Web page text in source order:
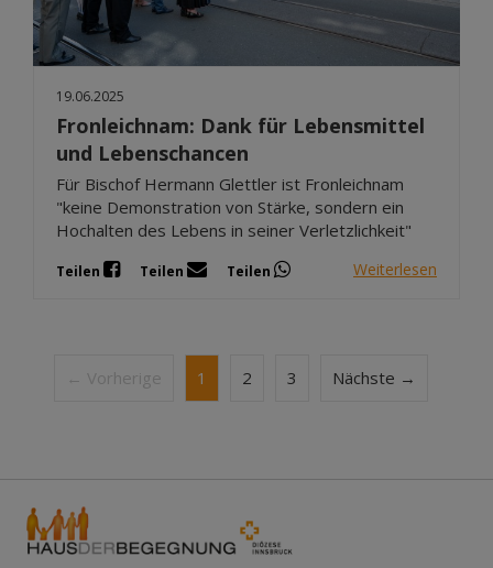
19.06.2025
Fronleichnam: Dank für Lebensmittel
und Lebenschancen
Für Bischof Hermann Glettler ist Fronleichnam
"keine Demonstration von Stärke, sondern ein
Hochalten des Lebens in seiner Verletzlichkeit"
Teilen Teilen Teilen Weiterlesen
← Vorherige 1 2 3 Nächste →